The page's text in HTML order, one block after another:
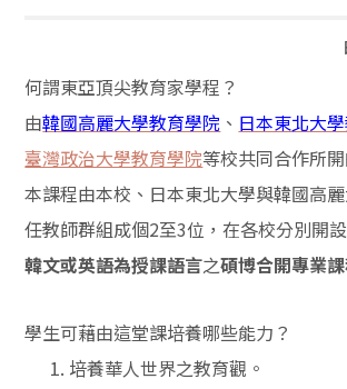
何謂東亞頂尖教育家學程？
由韓國高麗大學教育學院 、 日本東北大
臺灣政治大學教育學院等校共同合作所
本課程由本校、日本東北大學與韓國高
任教師群組成個2至3位，在各校分別開
韓文或英語為授課語言之碩博合開專業課
學生可藉由這堂課培養哪些能力？
培養華人世界之教育觀。